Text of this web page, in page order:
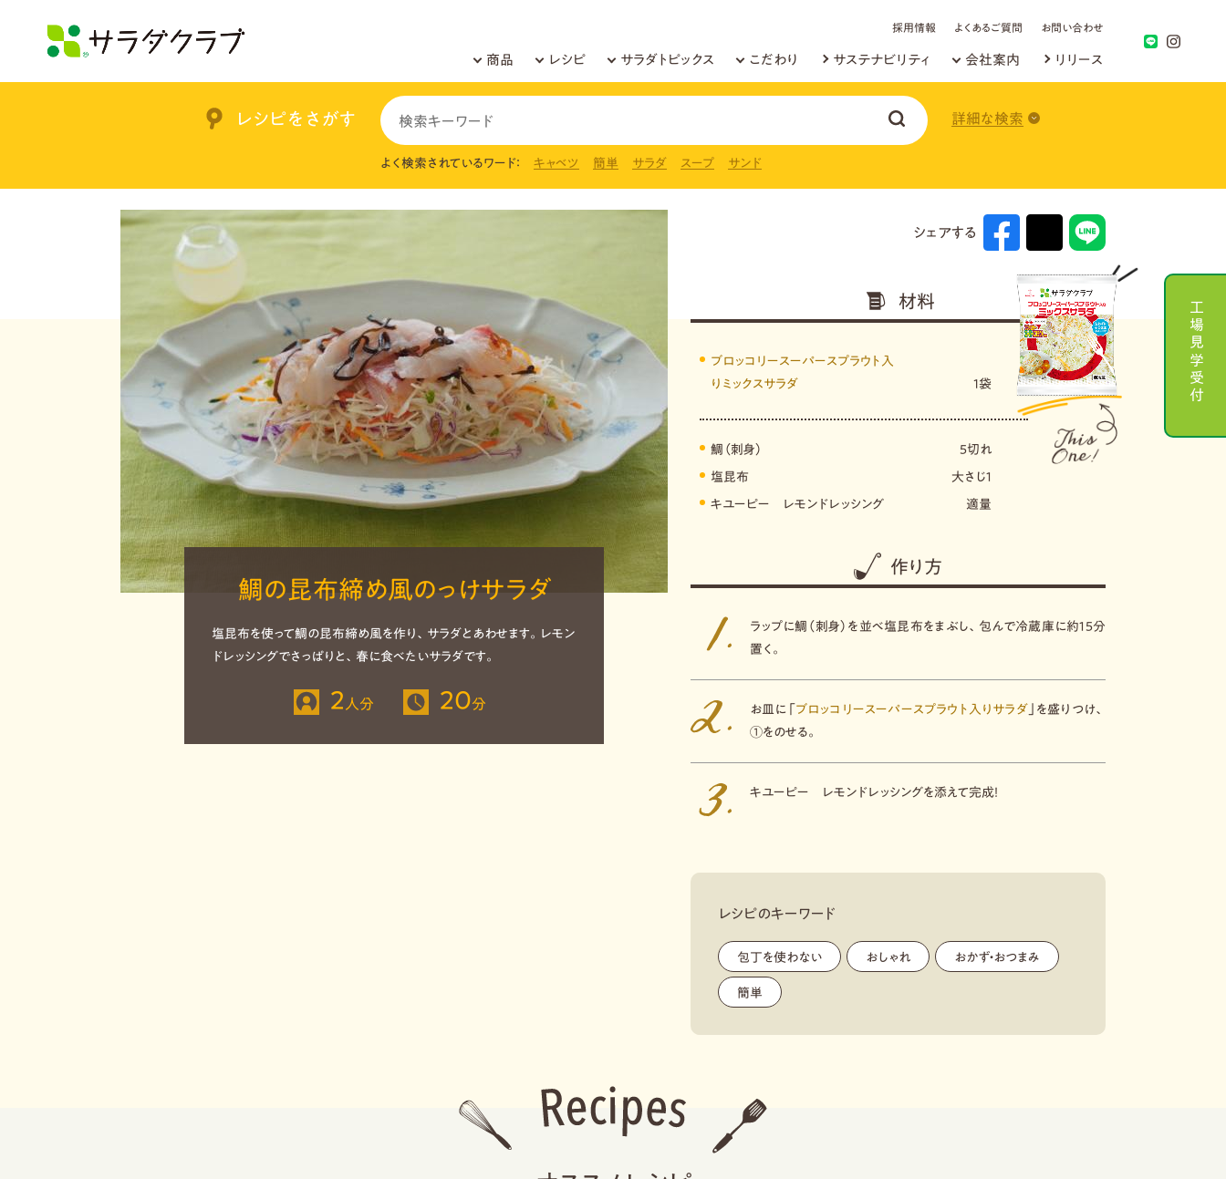
商品 レシピ サラダトピックス こだわり サステナビリティ 会社案内 リリース
採用情報 よくあるご質問 お問い合わせ
工場見学受付
レシピをさがす 詳細な検索
よく検索されているワード： キャベツ 簡単 サラダ スープ サンド
鯛の昆布締め風のっけサラダ
塩昆布を使って鯛の昆布締め風を作り、サラダとあわせます。レモン
ドレッシングでさっぱりと、春に食べたいサラダです。
2 人分 20分
シェアする
材料
ブロッコリースーパースプラウト入
りミックスサラダ
1袋
鯛（刺身） ５切れ
塩昆布 大さじ１
キユーピー レモンドレッシング 適量
作り方
ラップに鯛（刺身）を並べ塩昆布をまぶし、包んで冷蔵庫に約１５分
置く。
お皿に「 ブロッコリースーパースプラウト入りサラダ
」を盛りつけ、
①をのせる。
キユーピー レモンドレッシングを添えて完成！
レシピのキーワード
包丁を使わない おしゃれ おかず・おつまみ
簡単